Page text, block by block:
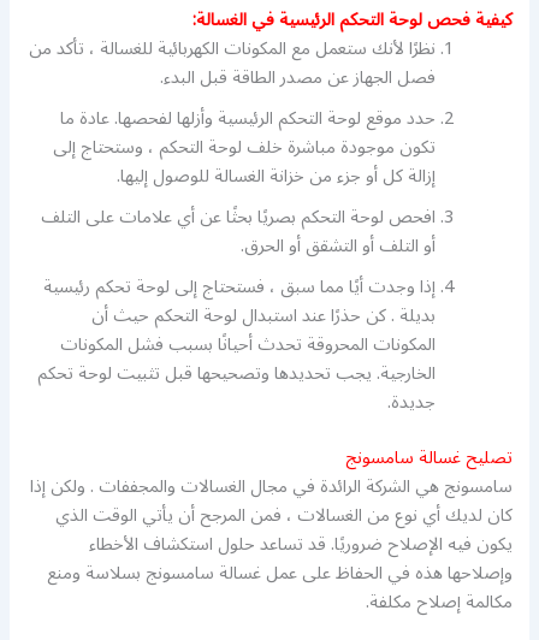
كيفية فحص لوحة التحكم الرئيسية في الغسالة:
نظرًا لأنك ستعمل مع المكونات الكهربائية للغسالة ، تأكد من
فصل الجهاز عن مصدر الطاقة قبل البدء.
حدد موقع لوحة التحكم الرئيسية وأزلها لفحصها. عادة ما
تكون موجودة مباشرة خلف لوحة التحكم ، وستحتاج إلى
إزالة كل أو جزء من خزانة الغسالة للوصول إليها.
افحص لوحة التحكم بصريًا بحثًا عن أي علامات على التلف
أو التلف أو التشقق أو الحرق.
إذا وجدت أيًا مما سبق ، فستحتاج إلى لوحة تحكم رئيسية
بديلة . كن حذرًا عند استبدال لوحة التحكم حيث أن
المكونات المحروقة تحدث أحيانًا بسبب فشل المكونات
الخارجية. يجب تحديدها وتصحيحها قبل تثبيت لوحة تحكم
جديدة.
تصليح غسالة سامسونج
سامسونج هي الشركة الرائدة في مجال الغسالات والمجففات . ولكن إذا
كان لديك أي نوع من الغسالات ، فمن المرجح أن يأتي الوقت الذي
يكون فيه الإصلاح ضروريًا. قد تساعد حلول استكشاف الأخطاء
وإصلاحها هذه في الحفاظ على عمل غسالة سامسونج بسلاسة ومنع
مكالمة إصلاح مكلفة.